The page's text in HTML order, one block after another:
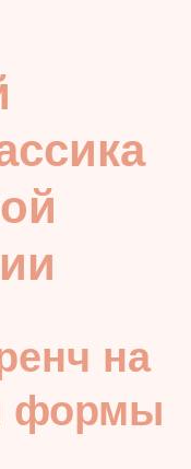
на
формы